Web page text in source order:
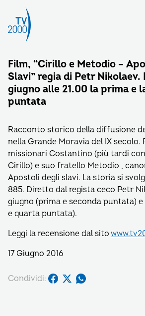
Film, “Cirillo e Metodio –
Slavi” regia di Petr Nikolaev.
giugno alle 21.00 la prima e
puntata
Racconto storico della diffusione
nella Grande Moravia del IX secolo.
missionari Costantino (più tardi
Cirillo) e suo fratello Metodio ,
Apostoli degli slavi. La storia si
885. Diretto dal regista ceco Petr
giugno (prima e seconda puntata)
e quarta puntata).
Leggi la recensione dal sito
17 Giugno 2016
Condividi: